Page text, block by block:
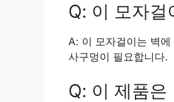
Q: 이 모자걸
A: 이 모자걸이는 벽
사구멍이 필요합니다.
Q: 이 제품은